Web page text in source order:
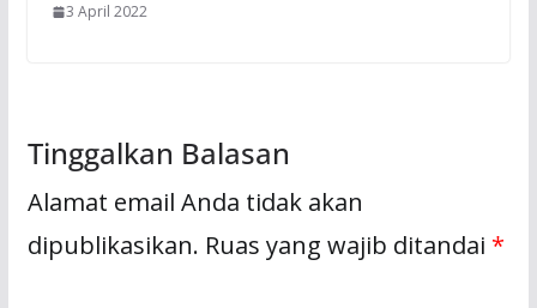
3 April 2022
Tinggalkan Balasan
Alamat email Anda tidak akan
dipublikasikan. Ruas yang wajib ditandai *